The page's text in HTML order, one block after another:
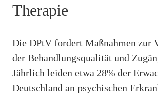
Therapie
Die DPtV fordert Maßnahmen zur
der Behandlungsqualität und
Jährlich leiden etwa 28% der
Deutschland an psychischen